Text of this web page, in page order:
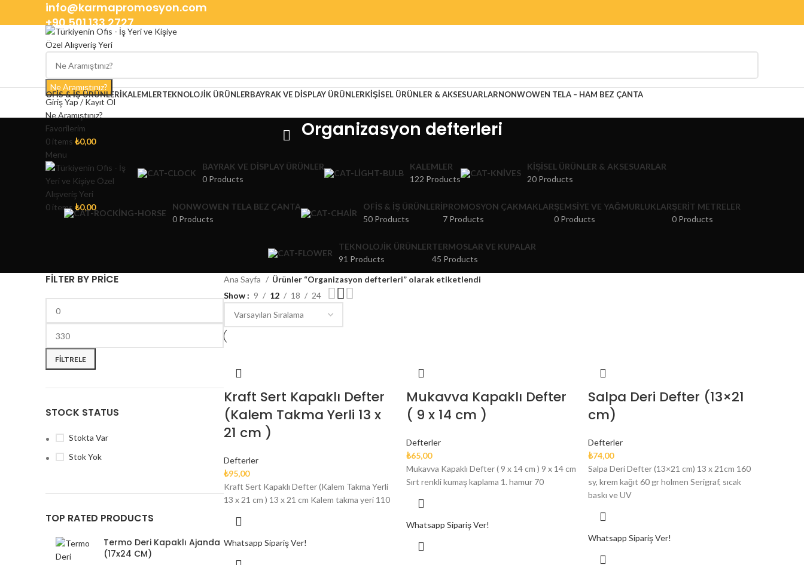
info@karmapromosyon.com
+90 501 133 2727
Ne Aramıştınız?
Giriş Yap / Kayıt Ol
Ne Aramıştınız?
Favorilerim
0 items ₺0,00
Menu
0 items ₺0,00
OFIS & İŞ ÜRÜNLERIKALEMLERTEKNOLOJIK ÜRÜNLERBAYRAK VE DISPLAY ÜRÜNLERKIŞISEL ÜRÜNLER & AKSESUARLARNONWOWEN TELA – HAM BEZ ÇANTA
Organizasyon defterleri
BAYRAK VE DISPLAY ÜRÜNLER
0 Products
KALEMLER
122 Products
KIŞISEL ÜRÜNLER & AKSESUARLAR
20 Products
NONWOWEN TELA BEZ ÇANTA
0 Products
OFIS & İŞ ÜRÜNLERI
50 Products
PROMOSYON ÇAKMAKLAR
7 Products
ŞEMSIYE VE YAĞMURLUKLAR
0 Products
ŞERIT METRELER
0 Products
TEKNOLOJIK ÜRÜNLER
91 Products
TERMOSLAR VE KUPALAR
45 Products
FILTER BY PRICE
FILTRELE
STOCK STATUS
Stokta Var
Stok Yok
TOP RATED PRODUCTS
Termo Deri Kapaklı Ajanda
(17x24 CM)
Ana Sayfa
Ürünler “Organizasyon defterleri” olarak etiketlendi
Show
9 12 18 24
Kraft Sert Kapaklı Defter
(Kalem Takma Yerli 13 x
21 cm )
Defterler
₺95,00
Kraft Sert Kapaklı Defter (Kalem Takma Yerli
13 x 21 cm ) 13 x 21 cm Kalem takma yeri 110
Whatsapp Sipariş Ver!
Mukavva Kapaklı Defter
( 9 x 14 cm )
Defterler
₺65,00
Mukavva Kapaklı Defter ( 9 x 14 cm ) 9 x 14 cm
Sırt renkli kumaş kaplama 1. hamur 70
Whatsapp Sipariş Ver!
Salpa Deri Defter (13×21
cm)
Defterler
₺74,00
Salpa Deri Defter (13×21 cm) 13 x 21cm 160
sy, krem kağıt 60 gr holmen Serigraf, sıcak
baskı ve UV
Whatsapp Sipariş Ver!